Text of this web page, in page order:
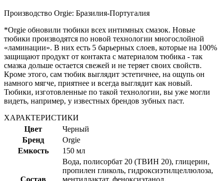
Производство Orgie: Бразилия-Португалия
*Orgie обновили тюбики всех интимных смазок. Новые
тюбики производятся по новой технологии многослойной
«ламинации». В них есть 5 барьерных слоев, которые на 100%
защищают продукт от контакта с материалом тюбика - так
смазка дольше остается свежей и не теряет своих свойств.
Кроме этого, сам тюбик выглядит эстетичнее, на ощупь он
намного мягче, приятнее и всегда выглядит как новый.
Тюбики, изготовленные по такой технологии, вы уже могли
видеть, например, у известных брендов зубных паст.
ХАРАКТЕРИСТИКИ
Цвет
Черный
Бренд
Orgie
Емкость
150 мл
Состав
Вода, полисорбат 20 (ТВИН 20), глицерин,
пропилен гликоль, гидроксиэтилцеллюлоза,
ментиллактат, феноксиэтанол,